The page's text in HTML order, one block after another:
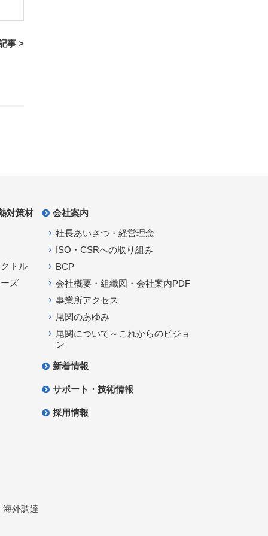
事 >
対策材
トル
ズ
海外調達
会社案内
社長あいさつ・経営理念
ISO・CSRへの取り組み
BCP
会社概要・組織図・会社案内PDF
事業所アクセス
尾関のあゆみ
尾関について～これからのビジョ
ン
新着情報
サポート・技術情報
採用情報